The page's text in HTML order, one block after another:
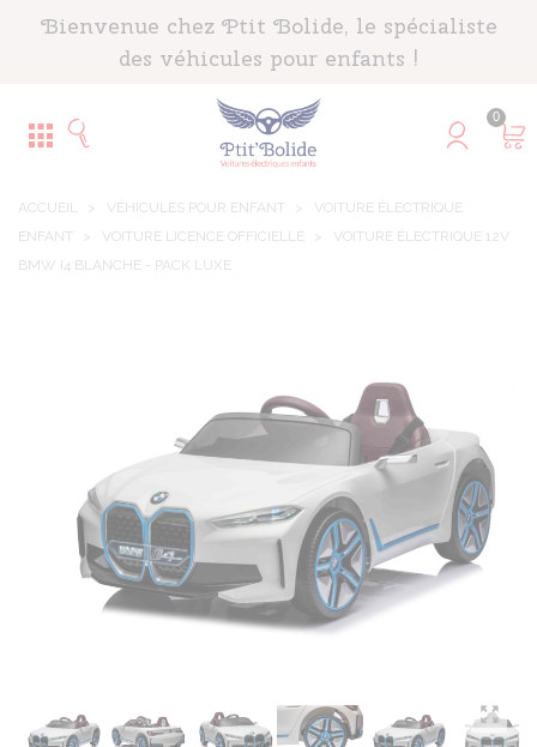
Bienvenue chez Ptit Bolide, le spécialiste
des véhicules pour enfants !
0
ACCUEIL > VÉHICULES POUR ENFANT >
VOITURE ÉLECTRIQUE
ENFANT
> VOITURE LICENCE OFFICIELLE >
VOITURE ÉLECTRIQUE 12V
BMW I4 BLANCHE - PACK LUXE